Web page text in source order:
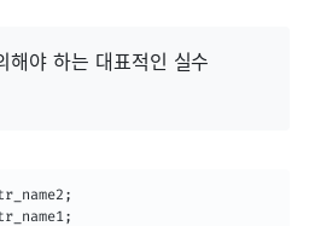
해야 하는 대표적인 실수